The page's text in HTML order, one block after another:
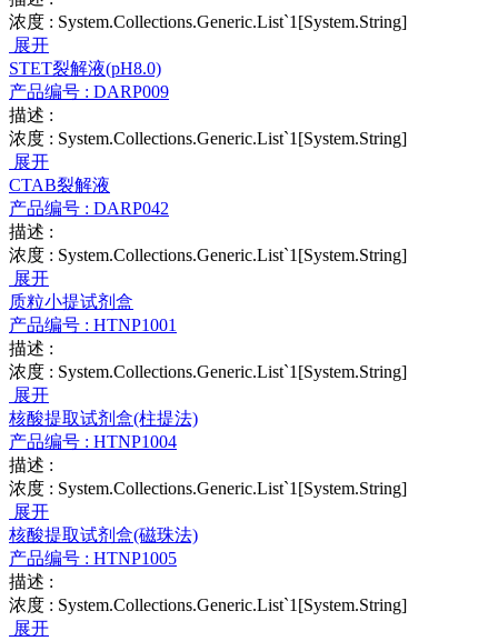
浓度 : System.Collections.Generic.List`1[System.String]
展开
STET裂解液(pH8.0)
产品编号 : DARP009
描述 :
浓度 : System.Collections.Generic.List`1[System.String]
展开
CTAB裂解液
产品编号 : DARP042
描述 :
浓度 : System.Collections.Generic.List`1[System.String]
展开
质粒小提试剂盒
产品编号 : HTNP1001
描述 :
浓度 : System.Collections.Generic.List`1[System.String]
展开
核酸提取试剂盒(柱提法)
产品编号 : HTNP1004
描述 :
浓度 : System.Collections.Generic.List`1[System.String]
展开
核酸提取试剂盒(磁珠法)
产品编号 : HTNP1005
描述 :
浓度 : System.Collections.Generic.List`1[System.String]
展开